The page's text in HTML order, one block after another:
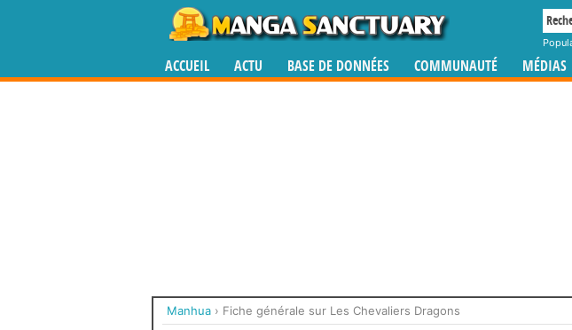
ACCUEIL ACTU BASE DE DONNÉES COMMUNAUTÉ MÉDIAS
Manhua › Fiche générale sur Les Chevaliers Dragons